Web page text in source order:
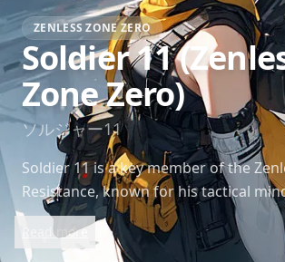
ZENLESS ZONE ZERO
Soldier 11
Zone Zero)
ソルジャー11
Soldier 11 is a key member of the
Resistance, known for his tactical
skills. He plays a central role in the
overwhelming forces in the game.
Read more